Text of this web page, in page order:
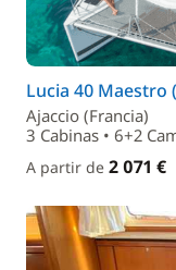
Lucia 40 Maestro
Ajaccio (Francia)
3 Cabinas • 6+2
A partir de 2 071 €